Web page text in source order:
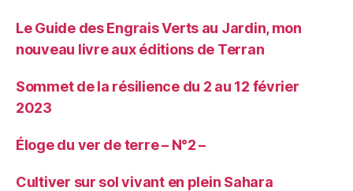
Le Guide des Engrais Verts au Jardin, mon
nouveau livre aux éditions de Terran
Sommet de la résilience du 2 au 12 février
2023
Éloge du ver de terre – N°2 –
Cultiver sur sol vivant en plein Sahara